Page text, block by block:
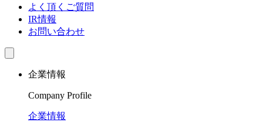
よく頂くご質問
IR情報
お問い合わせ
企業情報
Company Profile
企業情報